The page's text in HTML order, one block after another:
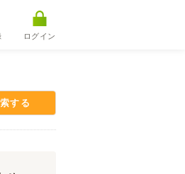
ログイン
する